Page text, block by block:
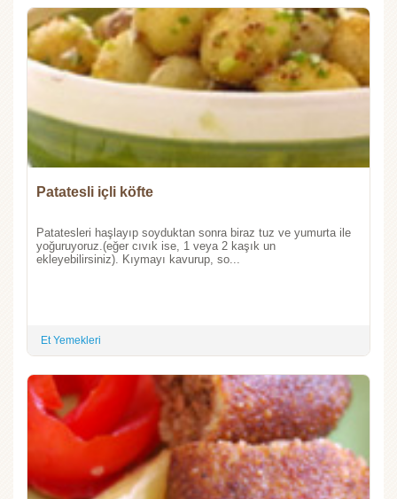
Patatesli içli köfte
Patatesleri haşlayıp soyduktan sonra biraz tuz ve yumurta ile
yoğuruyoruz.(eğer cıvık ise, 1 veya 2 kaşık un
ekleyebilirsiniz). Kıymayı kavurup, so...
Et Yemekleri